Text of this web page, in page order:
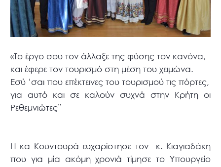
«Το έργο σου τον άλλαξε της φύσης τον κανόνα,
και έφερε τον τουρισμό στη μέση του χειμώνα.
Εσύ ‘σαι που επέκτεινες του τουρισμού τις πόρτες,
για αυτό και σε καλούν συχνά στην Κρήτη οι
Ρεθεμνιώτες”
Η κα Κουντουρά ευχαρίστησε τον κ. Κιαγιαδάκη
που για μία ακόμη χρονιά τίμησε το Υπουργείο